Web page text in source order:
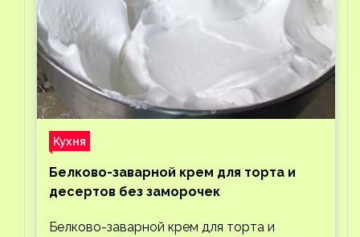
Кухня
Белково-заварной крем для торта и
десертов без заморочек
Белково-заварной крем для торта и